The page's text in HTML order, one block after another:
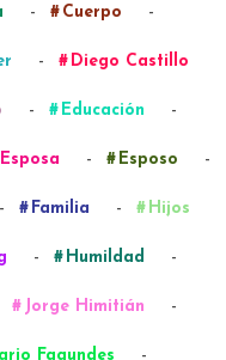
- Cuerpo -
- Diego Castillo
- Educación -
Esposa - Esposo -
- Familia - Hijos
- Humildad -
Jorge Himitián -
Fagundes -